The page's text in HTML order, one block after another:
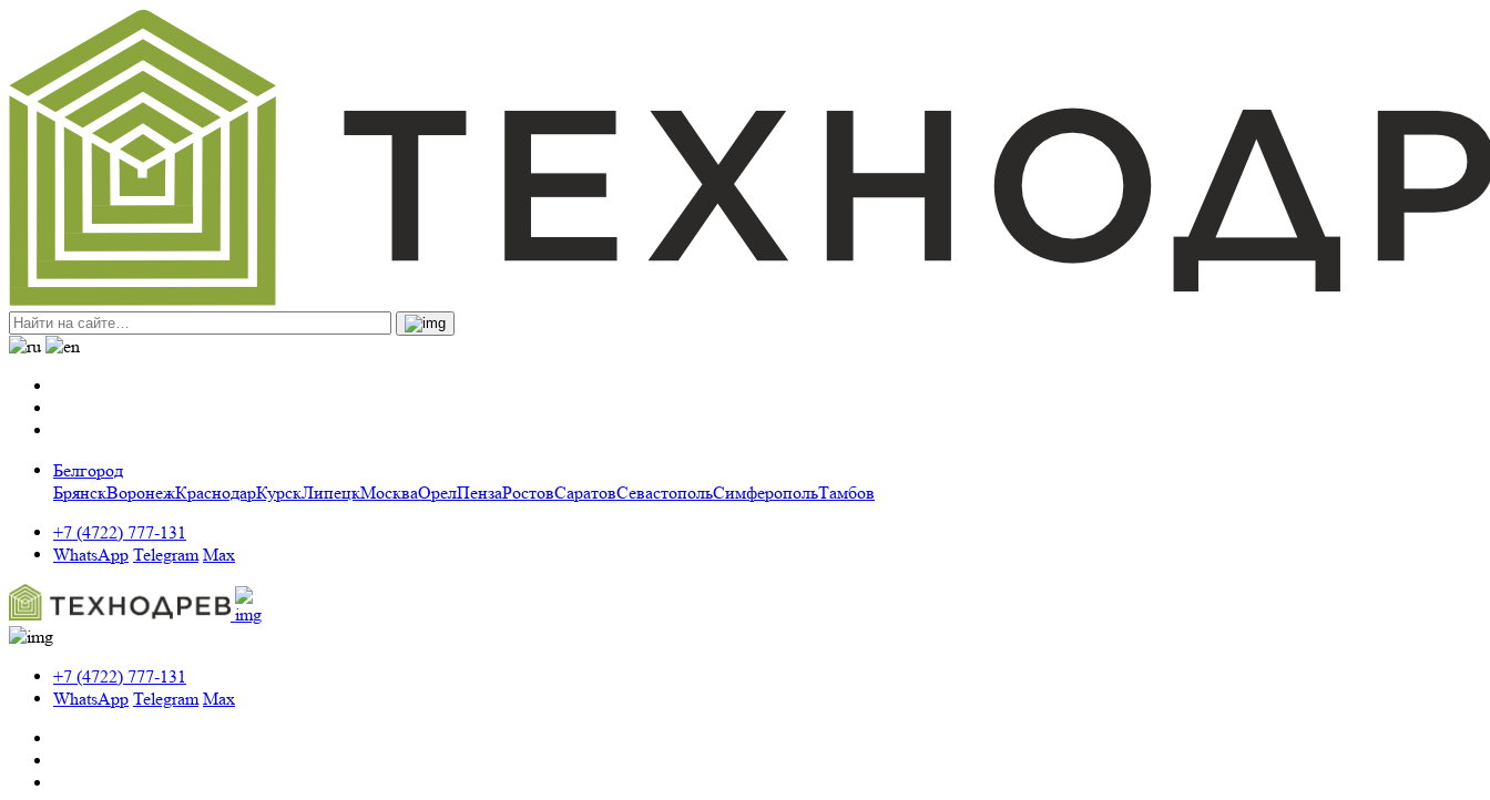
Белгород
БрянскВоронежКраснодарКурскЛипецкМоскваОрелПензаРостовСаратовСевастопольСимферопольТамбов
+7 (4722) 777-131
WhatsApp Telegram Max
+7 (4722) 777-131
WhatsApp Telegram Max